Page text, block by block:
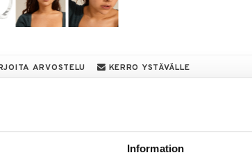
Information
ARVOSTELU KERRO YSTÄVÄLLE
olet aina varma, että sinulle on oikeat
täydentämään jo täydellistä ulkonäköä. Ajaton
Korvakorut on valmistettu vähintään 75%